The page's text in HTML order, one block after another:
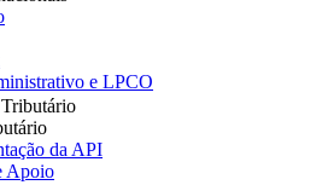
e LPCO
da API
Apoio